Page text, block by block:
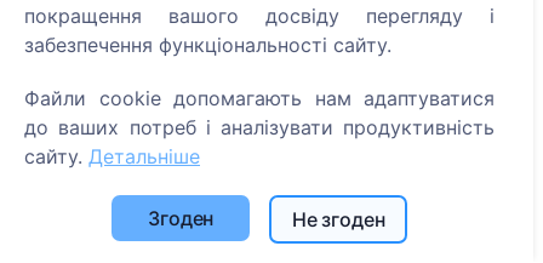
Пошук померлих
Пошук кладовищ
Послуги
SIA "CEMETY", LV40103618951
покращення вашого досвіду перегляду і
забезпечення функціональності сайту.
Файли cookie допомагають нам адаптуватися
до ваших потреб і аналізувати продуктивність
сайту. Детальніше
Згоден Не згоден